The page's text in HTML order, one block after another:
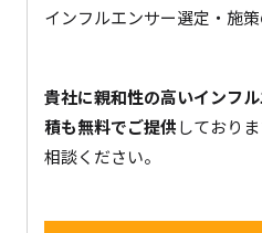
インフルエンサー選定・施策
貴社に親和性の高いインフ
積も無料でご提供しており
相談ください。